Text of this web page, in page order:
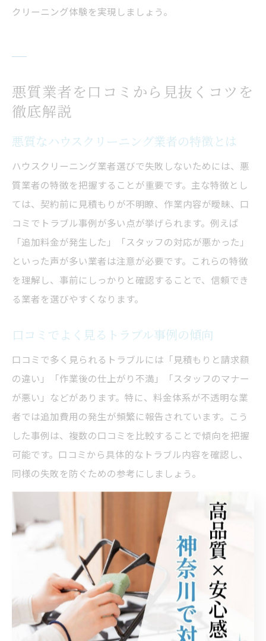
クリーニング体験を実現しましょう。
悪質業者を口コミから見抜くコツを
徹底解説
悪質なハウスクリーニング業者の特徴とは
ハウスクリーニング業者選びで失敗しないためには、悪
質業者の特徴を把握することが重要です。主な特徴とし
ては、契約前に見積もりが不明瞭、作業内容が曖昧、口
コミでトラブル事例が多い点が挙げられます。例えば
「追加料金が発生した」「スタッフの対応が悪かった」
といった声が多い業者は注意が必要です。これらの特徴
を理解し、事前にしっかりと確認することで、信頼でき
る業者を選びやすくなります。
口コミでよく見るトラブル事例の傾向
口コミで多く見られるトラブルには「見積もりと請求額
の違い」「作業後の仕上がり不満」「スタッフのマナー
が悪い」などがあります。特に、料金体系が不透明な業
者では追加費用の発生が頻繁に報告されています。こう
した事例は、複数の口コミを比較することで傾向を把握
可能です。口コミから具体的なトラブル内容を確認し、
同様の失敗を防ぐための参考にしましょう。
悪質という評価を避けるポイントを理解する
悪質と評価されない業者を選ぶには、見積もりの明確さ
や契約前の説明の丁寧さが大切です。具体的には「作業
内容や料金を事前に細かく説明してくれる」「口コミで
スタッフの対応が高評価」といった点を基準にするとよ
いでしょう。複数の口コミサイトを活用し、総合的な評
価やコメントを比較することで、悪質評価を避けられる